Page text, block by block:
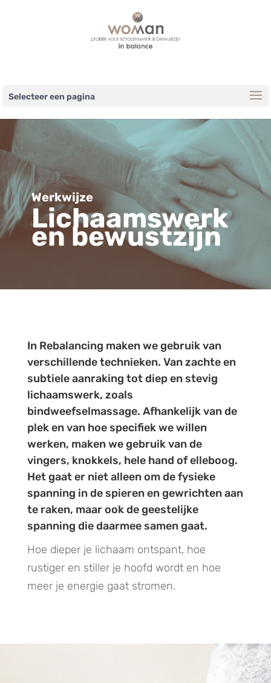
Selecteer een pagina
Werkwijze
Lichaamswerk
en bewustzijn
In Rebalancing maken we gebruik van
verschillende technieken. Van zachte en
subtiele aanraking tot diep en stevig
lichaamswerk, zoals
bindweefselmassage. Afhankelijk van de
plek en van hoe specifiek we willen
werken, maken we gebruik van de
vingers, knokkels, hele hand of elleboog.
Het gaat er niet alleen om de fysieke
spanning in de spieren en gewrichten aan
te raken, maar ook de geestelijke
spanning die daarmee samen gaat.
Hoe dieper je lichaam ontspant, hoe
rustiger en stiller je hoofd wordt en hoe
meer je energie gaat stromen.